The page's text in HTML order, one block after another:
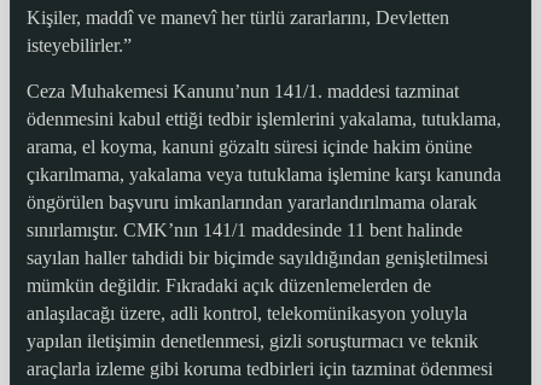
Kişiler, maddî ve manevî her türlü zararlarını, Devletten
isteyebilirler.”
Ceza Muhakemesi Kanunu’nun 141/1. maddesi tazminat
ödenmesini kabul ettiği tedbir işlemlerini yakalama, tutuklama,
arama, el koyma, kanuni gözaltı süresi içinde hakim önüne
çıkarılmama, yakalama veya tutuklama işlemine karşı kanunda
öngörülen başvuru imkanlarından yararlandırılmama olarak
sınırlamıştır. CMK’nın 141/1 maddesinde 11 bent halinde
sayılan haller tahdidi bir biçimde sayıldığından genişletilmesi
mümkün değildir. Fıkradaki açık düzenlemelerden de
anlaşılacağı üzere, adli kontrol, telekomünikasyon yoluyla
yapılan iletişimin denetlenmesi, gizli soruşturmacı ve teknik
araçlarla izleme gibi koruma tedbirleri için tazminat ödenmesi